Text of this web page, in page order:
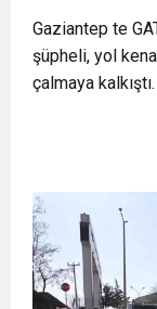
buluşturdu
11:36
11:32 Dr. Öcük,
Gaziantep te
şüpheli, yol
çalmaya kalkıştı.